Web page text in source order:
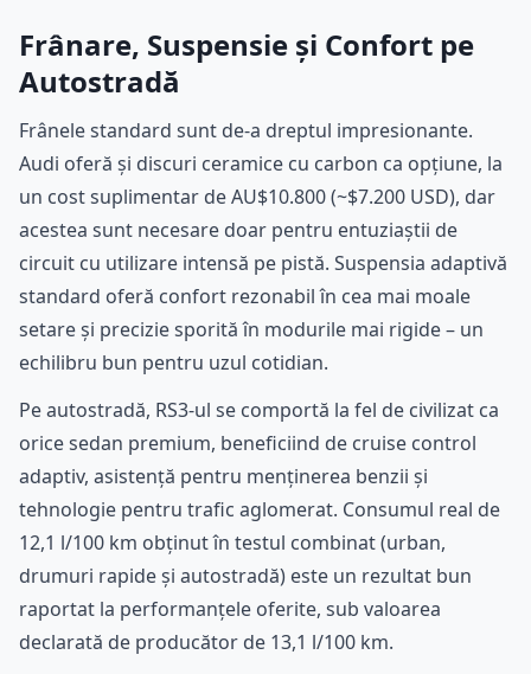
Frânare, Suspensie și Confort pe
Autostradă
Frânele standard sunt de-a dreptul impresionante.
Audi oferă și discuri ceramice cu carbon ca opțiune, la
un cost suplimentar de AU$10.800 (~$7.200 USD), dar
acestea sunt necesare doar pentru entuziaștii de
circuit cu utilizare intensă pe pistă. Suspensia adaptivă
standard oferă confort rezonabil în cea mai moale
setare și precizie sporită în modurile mai rigide – un
echilibru bun pentru uzul cotidian.
Pe autostradă, RS3-ul se comportă la fel de civilizat ca
orice sedan premium, beneficiind de cruise control
adaptiv, asistență pentru menținerea benzii și
tehnologie pentru trafic aglomerat. Consumul real de
12,1 l/100 km obținut în testul combinat (urban,
drumuri rapide și autostradă) este un rezultat bun
raportat la performanțele oferite, sub valoarea
declarată de producător de 13,1 l/100 km.